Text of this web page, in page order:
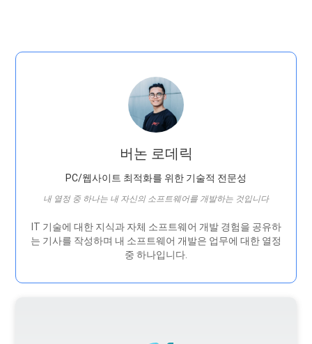
버논 로데릭
PC/웹사이트 최적화를 위한 기술적 전문성
내 열정 중 하나는 내 자신의 소프트웨어를 개발하는 것입니다
IT 기술에 대한 지식과 자체 소프트웨어 개발 경험을 공유하
는 기사를 작성하며 내 소프트웨어 개발은 ​​업무에 대한 열정
중 하나입니다.